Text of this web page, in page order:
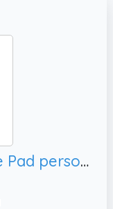
Smooffly Gaming Mouse Pad personalizado,Alfombrilla de ratón grande de goma gruesa antideslizante